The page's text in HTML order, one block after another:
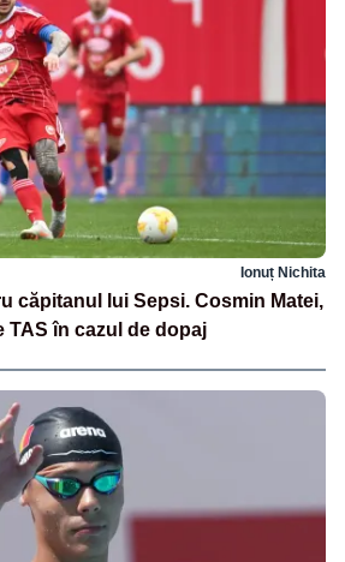
Ionuț Nichita
căpitanul lui Sepsi. Cosmin Matei,
TAS în cazul de dopaj